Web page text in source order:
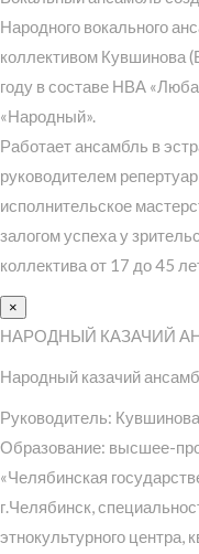
Народного вокального
коллективом Кувшинова
году в составе НВА
«Народный».
Работает ансамбль в
руководителем
исполнительское
залогом успеха у
коллектива от 17 до 45
×
НАРОДНЫЙ КАЗАЧИЙ
Народный казачий
Руководитель:
Образование: высшее-
«Челябинская
г.Челябинск,
этнокультурного